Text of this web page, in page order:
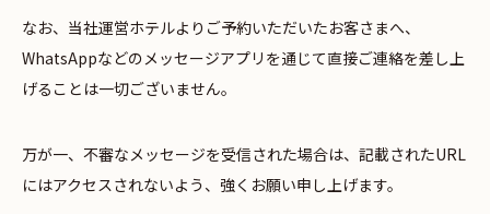
なお、当社運営ホテルよりご予約いただいたお客さまへ、
WhatsAppなどのメッセージアプリを通じて直接ご連絡を差し上
げることは一切ございません。
万が一、不審なメッセージを受信された場合は、記載されたURL
にはアクセスされないよう、強くお願い申し上げます。